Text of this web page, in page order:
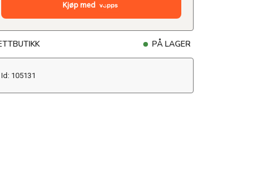
Kjøp med
PÅ LAGER
Id: 105131